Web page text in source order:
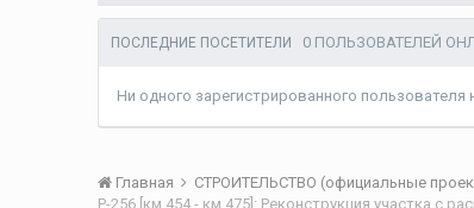
ПОСЛЕДНИЕ ПОСЕТИТЕЛИ 0 ПОЛЬЗОВАТЕЛЕЙ
Ни одного зарегистрированного
Главная СТРОИТЕЛЬСТВО (официальные
Р-256 [км 454 - км 475]: Реконструкция участка с